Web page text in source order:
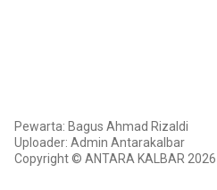
Pewarta: Bagus Ahmad Rizaldi
Uploader: Admin Antarakalbar
Copyright © ANTARA KALBAR 2026